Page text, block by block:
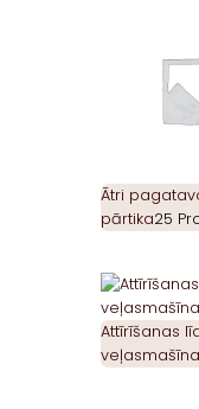
Ātri
pārtika25
Attīrīšanas